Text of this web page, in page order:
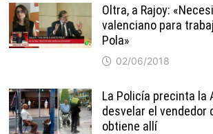
Oltra, a Rajoy:
valenciano para
Pola»
02/06/2018
La Policía precinta la
desvelar el vendedor
obtiene allí